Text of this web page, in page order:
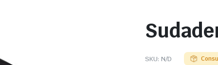
SKU: N/D